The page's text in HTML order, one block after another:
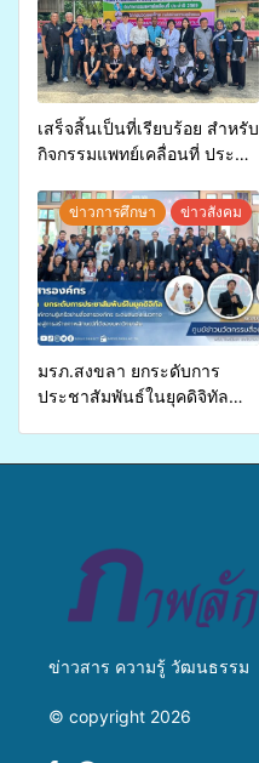
เสร็จสิ้นเป็นที่เรียบร้อย สำหรับ
กิจกรรมแพทย์เคลื่อนที่ ประจำ
สุขภาพแก่ประชาชนในพื้นที่
อำเภอจะนะ
ข่าวการศึกษา ข่าวสังคม
มรภ.สงขลา ยกระดับการ
ประชาสัมพันธ์ในยุคดิจิทัล
ข่าวสาร ความรู้ วัฒนธรรม
© copyright 2026